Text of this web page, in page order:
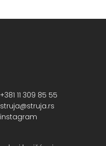
+381 11 309 85 55
struja@struja.rs
instagram